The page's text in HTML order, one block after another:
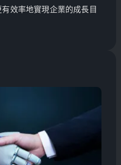
效率地實現企業的成長目